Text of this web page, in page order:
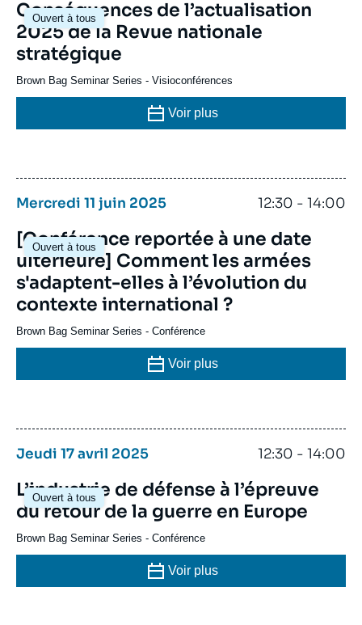
Ouvert à tous
Conséquences de l’actualisation
2025 de la Revue nationale
stratégique
Brown Bag Seminar Series - Visioconférences
Voir plus
Mercredi 11 juin 2025 12:30 - 14:00
Ouvert à tous
[Conférence reportée à une date
ultérieure] Comment les armées
s'adaptent-elles à l’évolution du
contexte international ?
Brown Bag Seminar Series - Conférence
Voir plus
Jeudi 17 avril 2025 12:30 - 14:00
Ouvert à tous
L’industrie de défense à l’épreuve
du retour de la guerre en Europe
Brown Bag Seminar Series - Conférence
Voir plus